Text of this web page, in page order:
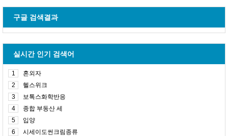
구글 검색결과
실시간 인기 검색어
1
혼외자
2
헬스위크
3
보톡스화학반응
4
종합 부동산 세
5
입양
6
시세이도썬크림종류